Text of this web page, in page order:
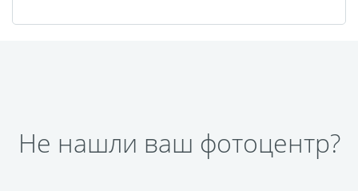
домик
Не нашли ваш фотоцентр?